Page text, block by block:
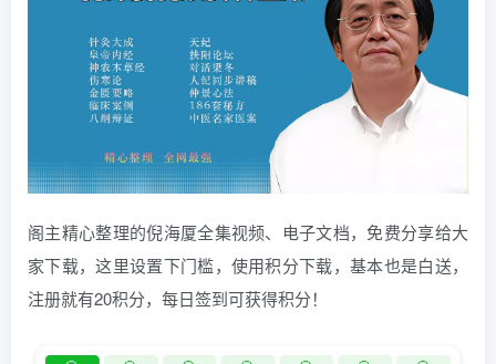
阁主精心整理的倪海厦全集视频、电子文档，免费分享给大
家下载，这里设置下门槛，使用积分下载，基本也是白送，
注册就有20积分，每日签到可获得积分！